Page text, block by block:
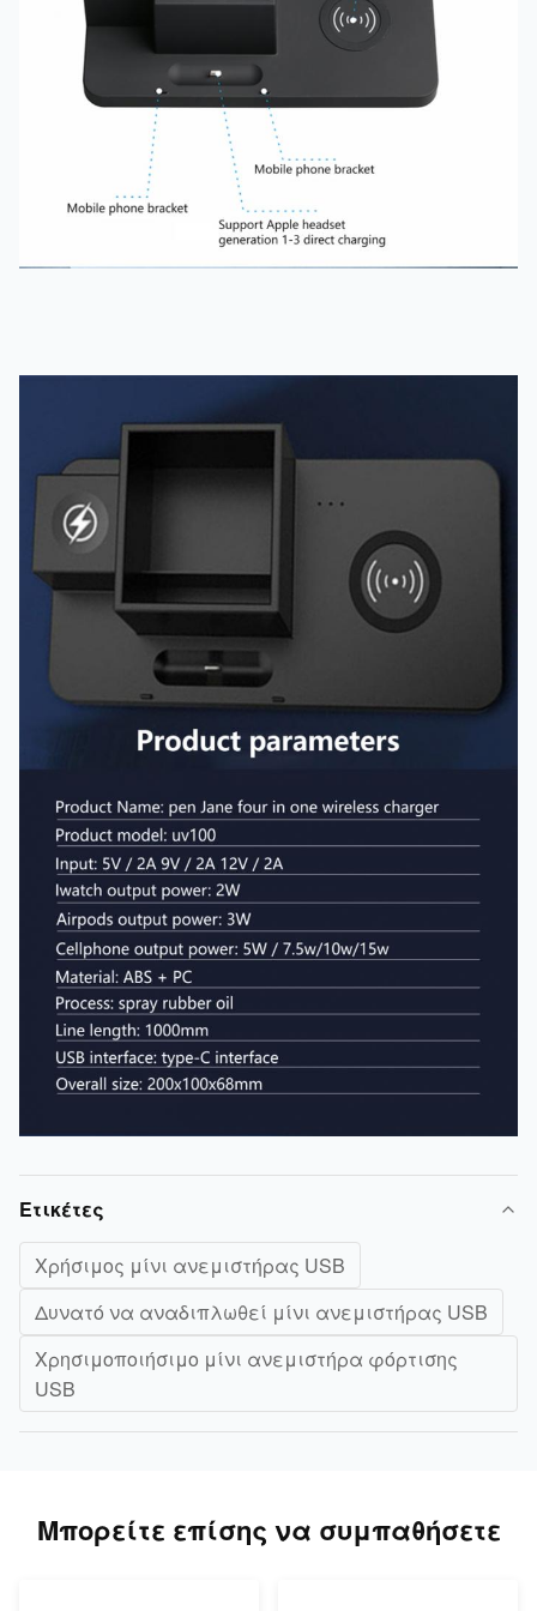
Ετικέτες
Χρήσιμος μίνι ανεμιστήρας USB
Δυνατό να αναδιπλωθεί μίνι ανεμιστήρας USB
Χρησιμοποιήσιμο μίνι ανεμιστήρα φόρτισης
USB
Μπορείτε επίσης να συμπαθήσετε